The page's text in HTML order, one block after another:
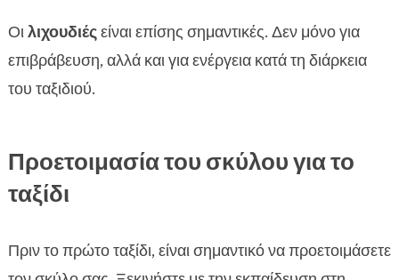
Οιλιχουδιέςείναι επίσης σημαντικές. Δεν μόνο για
επιβράβευση, αλλά και για ενέργεια κατά τη διάρκεια
του ταξιδιού.
Προετοιμασία του σκύλου για το
ταξίδι
Πριν το πρώτο ταξίδι, είναι σημαντικό να προετοιμάσετε